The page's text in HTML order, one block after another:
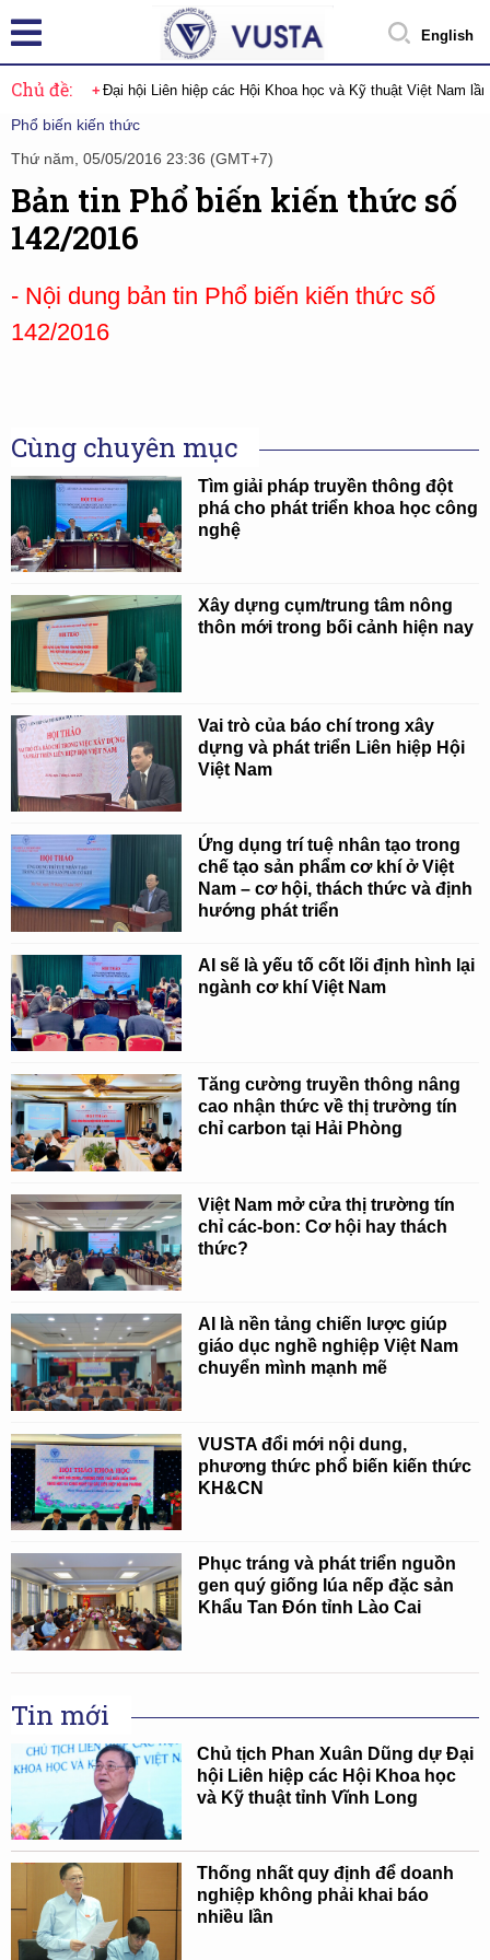
English
Chủ đề: Đại hội Liên hiệp các Hội Khoa học và Kỹ thuật Việt Nam
Phổ biến kiến thức
Thứ năm, 05/05/2016 23:36 (GMT+7)
Bản tin Phổ biến kiến thức số
142/2016
- Nội dung bản tin Phổ biến kiến thức số
142/2016
Cùng chuyên mục
Tìm giải pháp truyền thông đột
phá cho phát triển khoa học công
nghệ
Xây dựng cụm/trung tâm nông
thôn mới trong bối cảnh hiện nay
Vai trò của báo chí trong xây
dựng và phát triển Liên hiệp Hội
Việt Nam
Ứng dụng trí tuệ nhân tạo trong
chế tạo sản phẩm cơ khí ở Việt
Nam – cơ hội, thách thức và định
hướng phát triển
AI sẽ là yếu tố cốt lõi định hình lại
ngành cơ khí Việt Nam
Tăng cường truyền thông nâng
cao nhận thức về thị trường tín
chỉ carbon tại Hải Phòng
Việt Nam mở cửa thị trường tín
chỉ các-bon: Cơ hội hay thách
thức?
AI là nền tảng chiến lược giúp
giáo dục nghề nghiệp Việt Nam
chuyển mình mạnh mẽ
VUSTA đổi mới nội dung,
phương thức phổ biến kiến thức
KH&CN
Phục tráng và phát triển nguồn
gen quý giống lúa nếp đặc sản
Khẩu Tan Đón tỉnh Lào Cai
Tin mới
Chủ tịch Phan Xuân Dũng dự Đại
hội Liên hiệp các Hội Khoa học
và Kỹ thuật tỉnh Vĩnh Long
Thống nhất quy định để doanh
nghiệp không phải khai báo
nhiều lần